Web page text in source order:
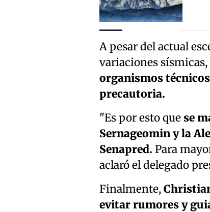
A pesar del actual
variaciones sísmicas,
organismos
precautoria.
"Es por esto que se
Sernageomin y la
Senapred. Para
aclaró el delegado
Finalmente,
evitar rumores y